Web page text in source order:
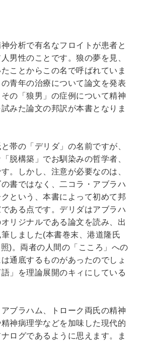
分析で有名なフロイトが患者と
男性のことです。狼の夢を見、
ことからこの名で呼ばれていま
青年の治療について論文を発表
の「狼男」の症例について精神
みた論文の邦訳が本書となりま
帯の「デリダ」の名前ですが、
脱構築」でお馴染みの哲学者、
。しかし、注意が必要なのは、
書ではなく、二コラ・アブラハ
という、本書によって初めて邦
ある点です。デリダはアブラハ
リジナルである論文を読み、出
しました(本書巻末、港道隆氏
照)。両者の人間の「こころ」への
通底するものがあったのでしょ
」を理論展開のキィにしている
ブラハム、トローク両氏の精神
神病理学などを加味した現代的
ログであるように思えます。ま